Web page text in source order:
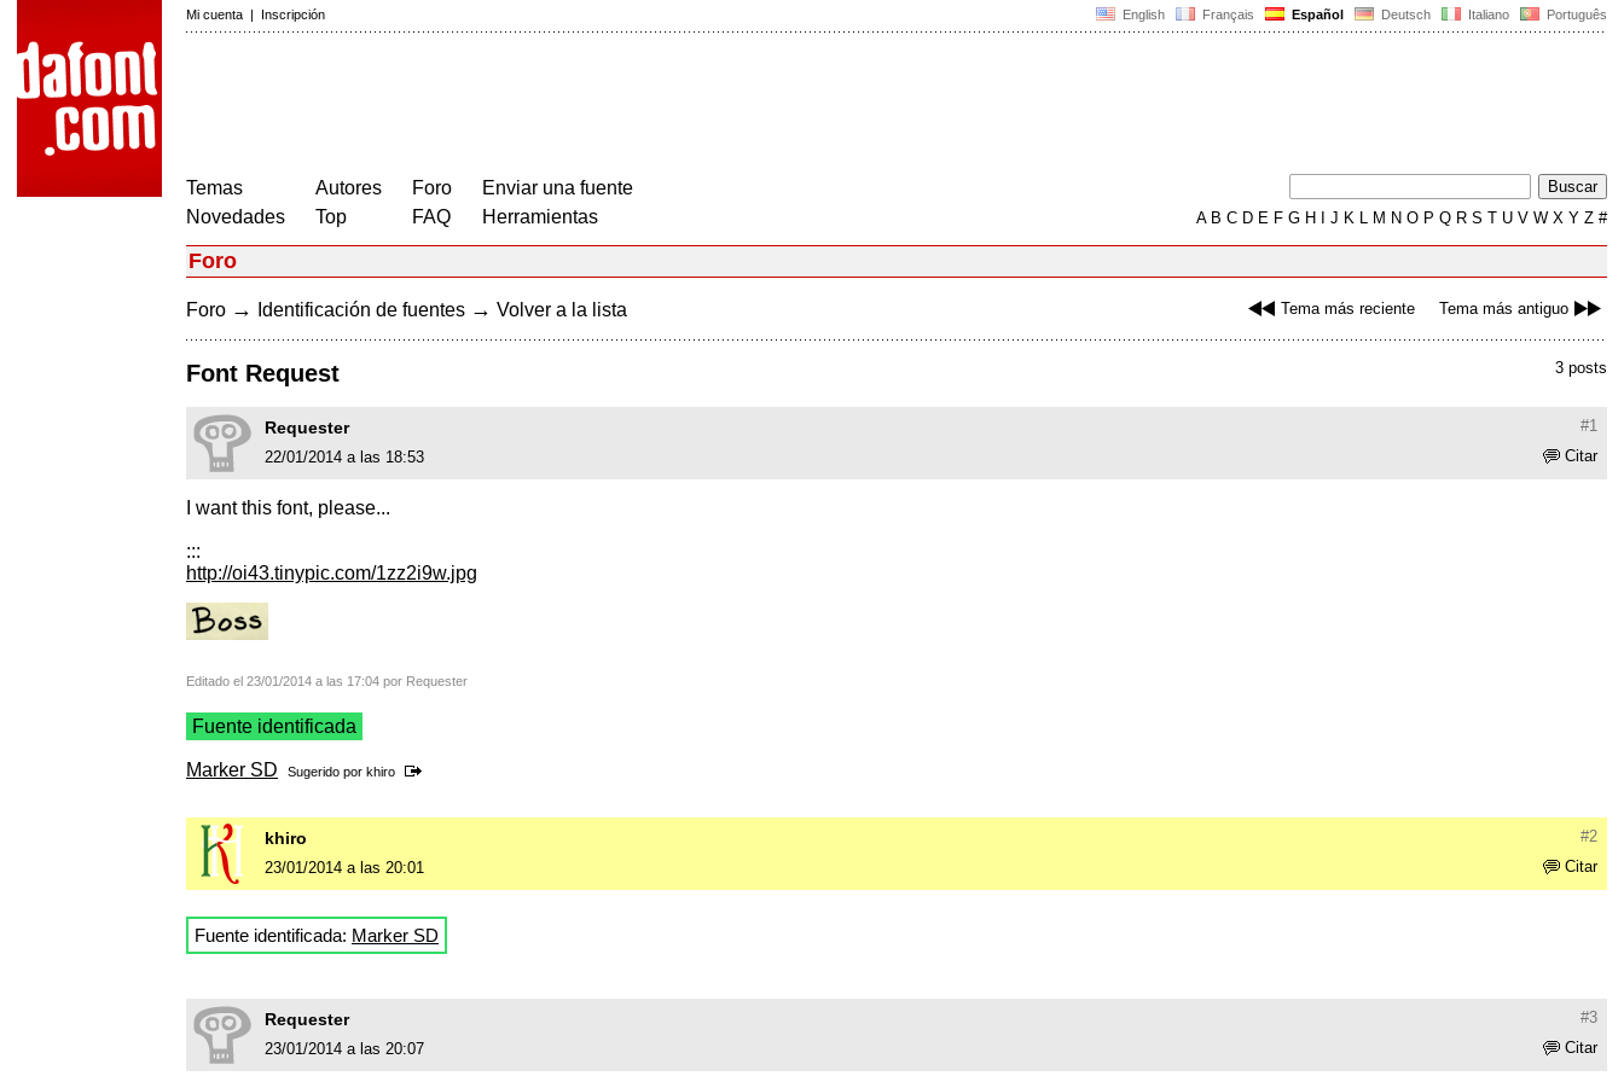
English Français Español Deutsch Italiano Português
Mi cuenta | Inscripción
Temas
Novedades
Autores
Top
Foro
FAQ
Enviar una fuente
Herramientas
AB C D E F G H J K L M N O P Q R S T U V W X Y Z #
Foro
Tema más reciente Tema más antiguo
Foro → Identificación de fuentes → Volver a la lista
3 posts
Font Request
#1
Requester
Citar
22/01/2014 a las 18:53
I want this font, please...
:::
http://oi43.tinypic.com/1zz2i9w.jpg
Editado el 23/01/2014 a las 17:04 por Requester
Fuente identificada
Marker SD Sugerido por khiro
#2
khiro
Citar
23/01/2014 a las 20:01
Fuente identificada: Marker SD
#3
Requester
Citar
23/01/2014 a las 20:07